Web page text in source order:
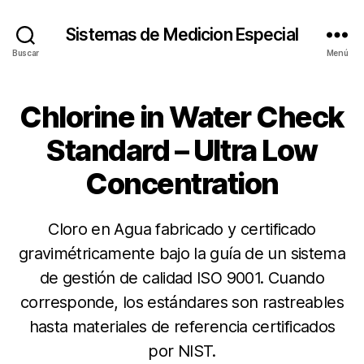
Buscar
Sistemas de Medicion Especial
Menú
Chlorine in Water Check
Standard – Ultra Low
Concentration
Cloro en Agua fabricado y certificado
gravimétricamente bajo la guía de un sistema
de gestión de calidad ISO 9001. Cuando
corresponde, los estándares son rastreables
hasta materiales de referencia certificados
por NIST.